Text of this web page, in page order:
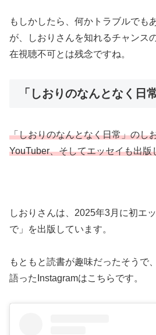
もしかしたら、何かトラブルでも
が、しおりさんを知れるチャンス
在視聴不可とは残念ですね。
「しおりのなんとなく日
「しおりのなんとなく日常」のし
YouTuber、そしてエッセイも出版
しおりさんは、2025年3月に初エ
で」を出版しています。
もともと読書が趣味だったそうで
語ったInstagramはこちらです。